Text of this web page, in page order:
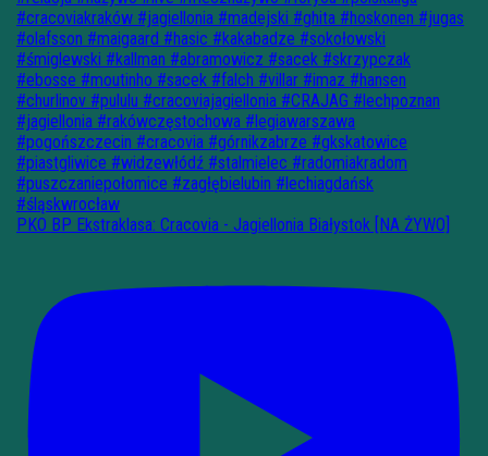
PKO BP Ekstraklasa: Cracovia - Jagiellonia Białystok [NA ŻYWO]